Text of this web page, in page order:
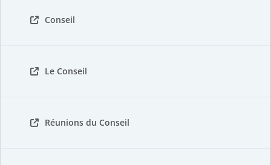
Conseil
Le Conseil
Réunions du Conseil